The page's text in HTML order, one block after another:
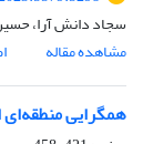
سجاد دانش آرا، حسین
مشاهده مقاله
همگرایی